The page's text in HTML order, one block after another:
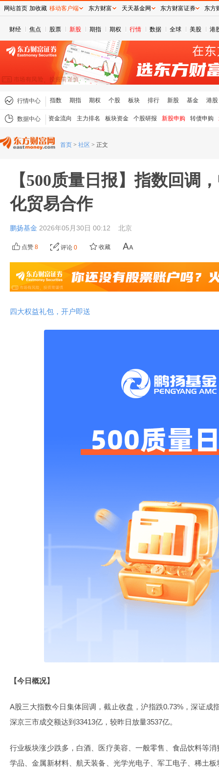
财经 焦点 股票 新股 期指 期权 行情 数据 全球 美股 港
行情中心 指数 期指 期权 个股 板块 排行 新股 基金 港股
数据中心 资金流向 主力排名 板块资金 个股研报 新股申购 转债申购
首页 > 社区 > 正文
【500质量日报】指数回调
化贸易合作
鹏扬基金 2026年05月30日 00:12 北京
点赞 8 评论 0 收藏
四大权益礼包，开户即送
【今日概况】
A股三大指数今日集体回调，截止收盘，沪指跌0.73%，深证成
深京三市成交额达到33413亿，较昨日放量3537亿。
行业板块涨少跌多，白酒、医疗美容、一般零售、食品饮料等
学品、金属新材料、航天装备、光学光电子、军工电子、稀土
网站首页 加收藏 移动客户端 东方财富 天天基金网 东方财富证券 东方